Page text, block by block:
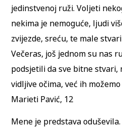
jedinstvenoj ruži. Voljeti
nekima je nemoguće, ljudi
zvijezde, sreću, te male
Večeras, još jednom su nas
podsjetili da sve bitne
vidljive očima, već ih
Marieti Pavić, 12
Mene je predstava